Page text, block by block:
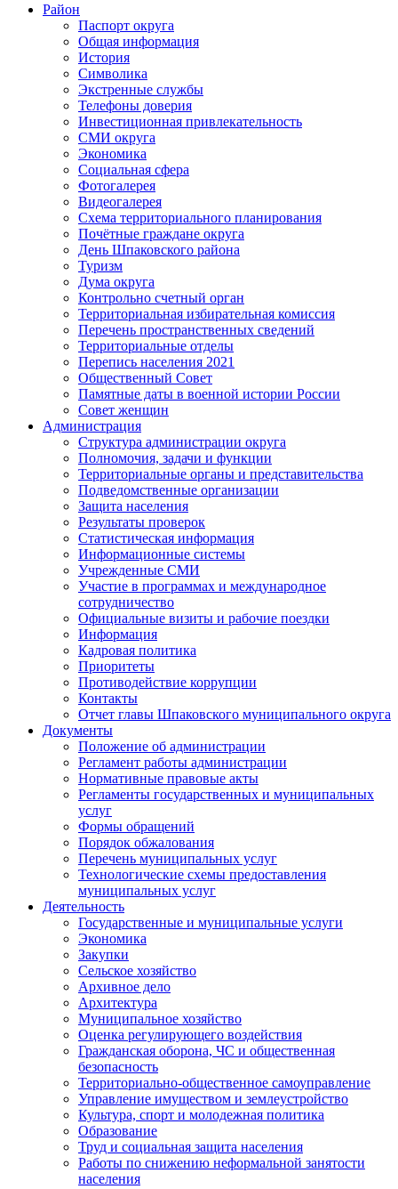
Район
Паспорт округа
Общая информация
История
Символика
Экстренные службы
Телефоны доверия
Инвестиционная привлекательность
СМИ округа
Экономика
Социальная сфера
Фотогалерея
Видеогалерея
Схема территориального планирования
Почётные граждане округа
День Шпаковского района
Туризм
Дума округа
Контрольно счетный орган
Территориальная избирательная комиссия
Перечень пространственных сведений
Территориальные отделы
Перепись населения 2021
Общественный Совет
Памятные даты в военной истории России
Совет женщин
Администрация
Структура администрации округа
Полномочия, задачи и функции
Территориальные органы и представительства
Подведомственные организации
Защита населения
Результаты проверок
Статистическая информация
Информационные системы
Учрежденные СМИ
Участие в программах и международное
сотрудничество
Официальные визиты и рабочие поездки
Информация
Кадровая политика
Приоритеты
Противодействие коррупции
Контакты
Отчет главы Шпаковского муниципального округа
Документы
Положение об администрации
Регламент работы администрации
Нормативные правовые акты
Регламенты государственных и муниципальных
услуг
Формы обращений
Порядок обжалования
Перечень муниципальных услуг
Технологические схемы предоставления
муниципальных услуг
Деятельность
Государственные и муниципальные услуги
Экономика
Закупки
Сельское хозяйство
Архивное дело
Архитектура
Муниципальное хозяйство
Оценка регулирующего воздействия
Гражданская оборона, ЧС и общественная
безопасность
Территориально-общественное самоуправление
Управление имуществом и землеустройство
Культура, спорт и молодежная политика
Образование
Труд и социальная защита населения
Работы по снижению неформальной занятости
населения